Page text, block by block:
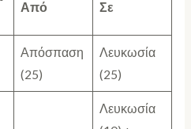
Από Σε
Απόσπαση
(25)
Λευκωσία
(25)
Λευκωσία